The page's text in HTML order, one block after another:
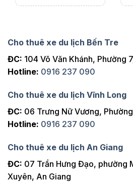
Cho thuê xe du lịch Bến Tre
ĐC: 104 Võ Văn Khánh, Phường
Hotline: 0916 237 090
Cho thuê xe du lịch Vĩnh Long
ĐC: 06 Trưng Nữ Vương,
Hotline: 0916 237 090
Cho thuê xe du lịch An Giang
ĐC: 07 Trần Hưng Đạo, phường
Xuyên, An Giang